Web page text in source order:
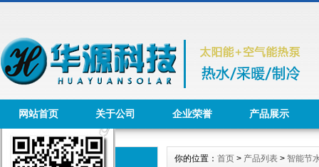
网站首页 关于公司 企业荣誉 产品展示
产品列表 Product 你的位置： 首页 > 产品列表 > 智能节